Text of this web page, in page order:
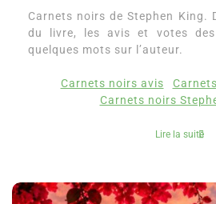
Carnets noirs de Stephen King.
du livre, les avis et votes
quelques mots sur l’auteur.
Carnets noirs avis
Carnets noirs
Lire la suite